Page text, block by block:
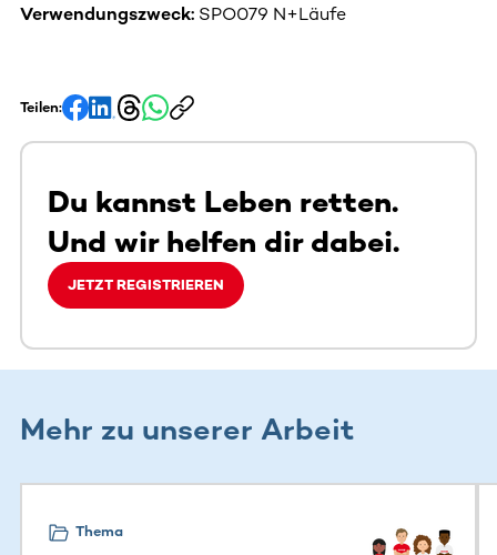
Verwendungszweck: SPO079 N+Läufe
Teilen:
Du kannst Leben retten.
Und wir helfen dir dabei.
JETZT REGISTRIEREN
Mehr zu unserer Arbeit
Thema